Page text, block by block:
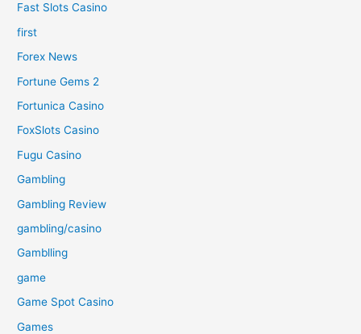
Fast Slots Casino
first
Forex News
Fortune Gems 2
Fortunica Casino
FoxSlots Casino
Fugu Casino
Gambling
Gambling Review
gambling/casino
Gamblling
game
Game Spot Casino
Games